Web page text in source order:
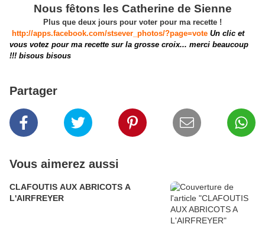
Nous fêtons les Catherine de Sienne
Plus que deux jours pour voter pour ma recette !
http://apps.facebook.com/stsever_photos/?page=vote Un clic et
vous votez pour ma recette sur la grosse croix... merci beaucoup
!!! bisous bisous
Partager
Vous aimerez aussi
CLAFOUTIS AUX ABRICOTS A
L'AIRFREYER